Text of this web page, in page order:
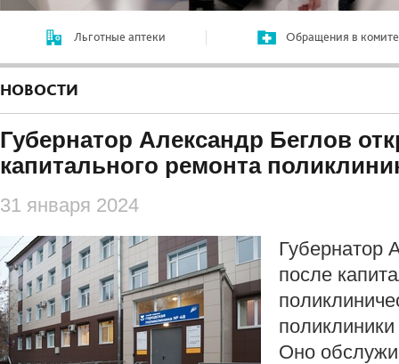
Льготные аптеки Обращения в
НОВОСТИ
Губернатор Александр Беглов
капитального ремонта
31 января 2024
Губернатор
после
Оно